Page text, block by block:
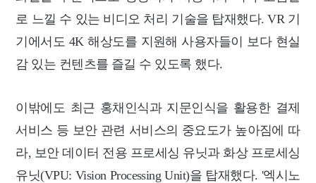
로 느낄 수 있는 비디오 처리 기술을 탑재했다. VR 기
기에서도 4K 해상도를 지원해 사용자들이 보다 현실
감 있는 컨텐츠를 즐길 수 있도록 했다.
이밖에도 최근 홍채인식과 지문인식을 활용한 결제
서비스 등 보안 관련 서비스의 중요도가 높아짐에 따
라, 보안 데이터 전용 프로세싱 유닛과 화상 프로세싱
유닛(VPU: Vision Processing Unit)을 탑재했다. '엑시노